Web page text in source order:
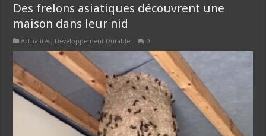
Des frelons asiatiques découvrent une
maison dans leur nid
Actualités, Développement Durable 0